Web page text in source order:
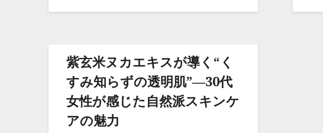
紫玄米ヌカエキスが導く“く
すみ知らずの透明肌”―30代
女性が感じた自然派スキンケ
アの魅力